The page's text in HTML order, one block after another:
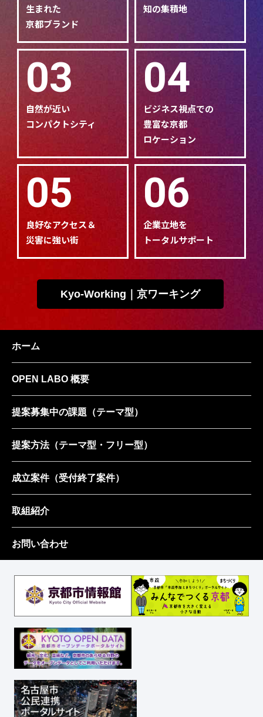
生まれた
京都ブランド
知の集積地
03
自然が近い
コンパクトシティ
04
ビジネス視点での
豊富な京都
ロケーション
05
良好なアクセス＆
災害に強い街
06
企業立地を
トータルサポート
Kyo-Working｜京ワーキング
ホーム
OPEN LABO 概要
提案募集中の課題 （テーマ型）
提案方法（テーマ型・フリー型）
成立案件（受付終了案件）
取組紹介
お問い合わせ